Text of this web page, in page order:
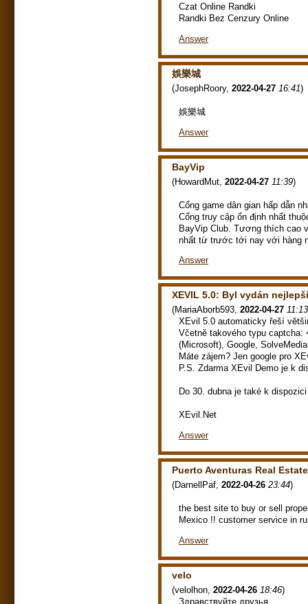
Czat Online Randki
Randki Bez Cenzury Online
Answer
娛樂城
(JosephRoory, 2022-04-27 16:41)
娛樂城
Answer
BayVip
(HowardMut 2022-04-27 11:39)
Cổng game dân gian hấp dẫn
Cổng truy cập ổn định nhất
BayVip Club. Tương thích cao
nhất từ trước tới nay với hàng
Answer
XEVIL 5.0: Byl vydán
(MariaAborb593, 2022-04-27 11:13
XEvil 5.0 automaticky řeší
Včetně takového typu captcha:
(Microsoft), Google,
Máte zájem? Jen google pro
P.S. Zdarma XEvil Demo je k
Do 30. dubna je také k
XEvil.Net
Answer
Puerto Aventuras Real Estate
(DarnellPaf, 2022-04-26 23:44)
the best site to buy or sell
Mexico !! customer service in
Answer
velo
(velolhon 2022-04-26 18:46)
Здравствуйте друзья